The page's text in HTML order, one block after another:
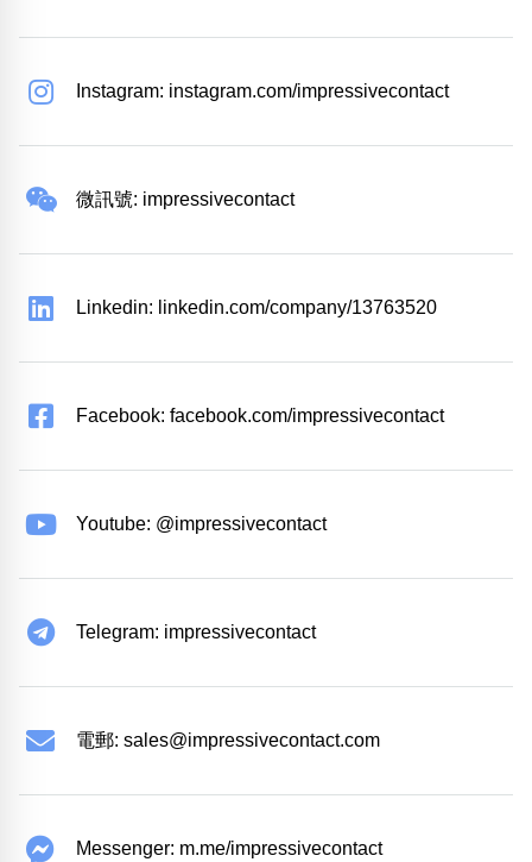
Instagram: instagram.com/impressivecontact
微訊號: impressivecontact
Linkedin: linkedin.com/company/13763520
Facebook: facebook.com/impressivecontact
Youtube: @impressivecontact
Telegram: impressivecontact
電郵: sales@impressivecontact.com
Messenger: m.me/impressivecontact